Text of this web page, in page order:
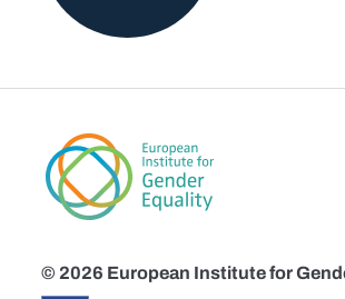
© 2026 European Institute for